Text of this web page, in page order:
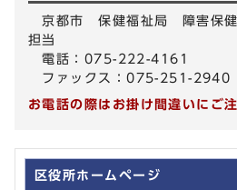
京都市 保健福祉局 障害保
担当
電話：075-222-4161
ファックス：075-251-2940
お電話の際はお掛け間違いにご
区役所ホームページ